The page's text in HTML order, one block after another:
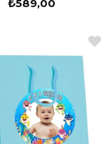
₺589,00